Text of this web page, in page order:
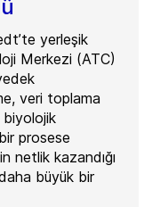
yerleşik
Merkezi (ATC)
veri toplama
biyolojik
prosese
netlik kazandığı
büyük bir